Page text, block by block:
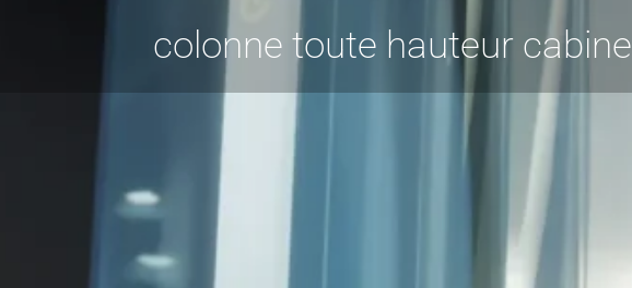
colonne toute hauteur cabine